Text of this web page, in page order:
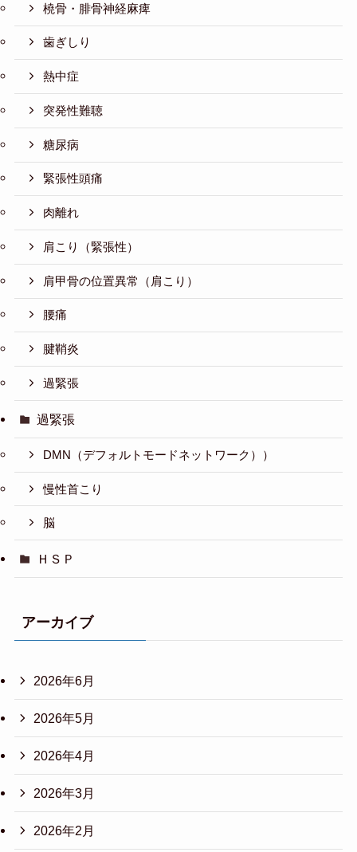
橈骨・腓骨神経麻痺
歯ぎしり
熱中症
突発性難聴
糖尿病
緊張性頭痛
肉離れ
肩こり（緊張性）
肩甲骨の位置異常（肩こり）
腰痛
腱鞘炎
過緊張
過緊張
DMN（デフォルトモードネットワーク））
慢性首こり
脳
ＨＳＰ
アーカイブ
2026年6月
2026年5月
2026年4月
2026年3月
2026年2月